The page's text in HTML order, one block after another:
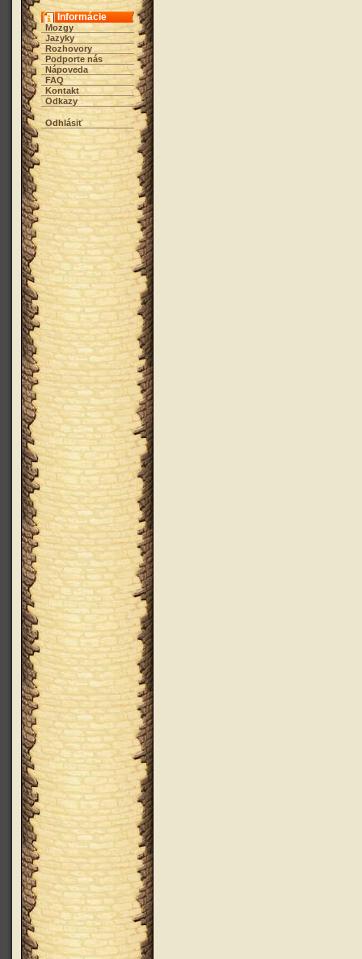
Informácie
Mozgy
Jazyky
Rozhovory
Podporte nás
Nápoveda
FAQ
Kontakt
Odkazy
Odhlásiť